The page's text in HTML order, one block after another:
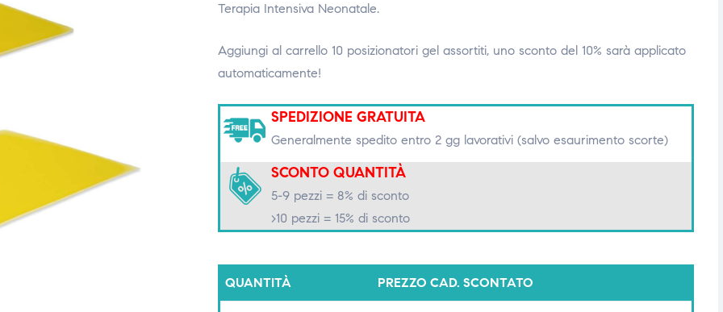
Terapia Intensiva Neonatale.
Aggiungi al carrello 10 posizionatori gel assortiti, uno sconto del 10% sarà applicato
automaticamente!
SPEDIZIONE GRATUITA
Generalmente spedito entro 2 gg lavorativi (salvo esaurimento scorte)
SCONTO QUANTITÀ
5-9 pezzi = 8% di sconto
>10 pezzi = 15% di sconto
QUANTITÀ PREZZO CAD. SCONTATO